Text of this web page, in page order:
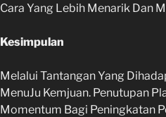
Cara Yang Lebih Menarik Dan
Kesimpulan
Melalui Tantangan Yang
MenuJu Kemjuan. Penutupan
Momentum Bagi Peningkatan